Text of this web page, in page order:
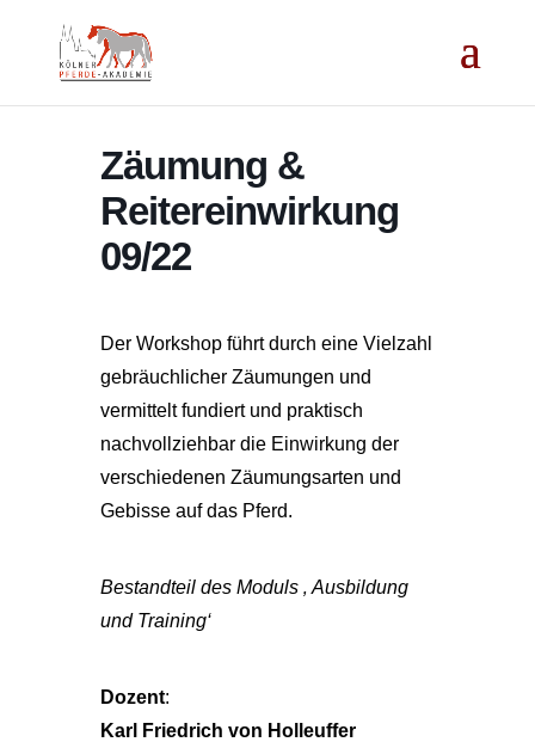
Zäumung &
Reitereinwirkung
09/22
Der Workshop führt durch eine Vielzahl
gebräuchlicher Zäumungen und
vermittelt fundiert und praktisch
nachvollziehbar die Einwirkung der
verschiedenen Zäumungsarten und
Gebisse auf das Pferd.
Bestandteil des Moduls ‚ Ausbildung
und Training‘
Dozent:
Karl Friedrich von Holleuffer